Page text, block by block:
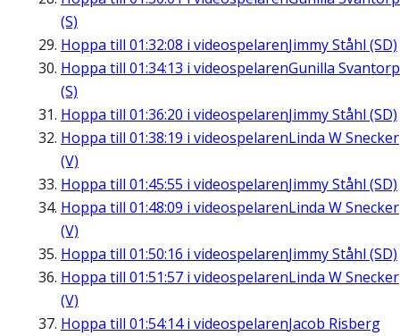
(S)
Hoppa till 01:32:08 i videospelarenJimmy Ståhl (SD)
Hoppa till 01:34:13 i videospelarenGunilla Svantorp
(S)
Hoppa till 01:36:20 i videospelarenJimmy Ståhl (SD)
Hoppa till 01:38:19 i videospelarenLinda W Snecker
(V)
Hoppa till 01:45:55 i videospelarenJimmy Ståhl (SD)
Hoppa till 01:48:09 i videospelarenLinda W Snecker
(V)
Hoppa till 01:50:16 i videospelarenJimmy Ståhl (SD)
Hoppa till 01:51:57 i videospelarenLinda W Snecker
(V)
Hoppa till 01:54:14i videospelarenJacob Risberg